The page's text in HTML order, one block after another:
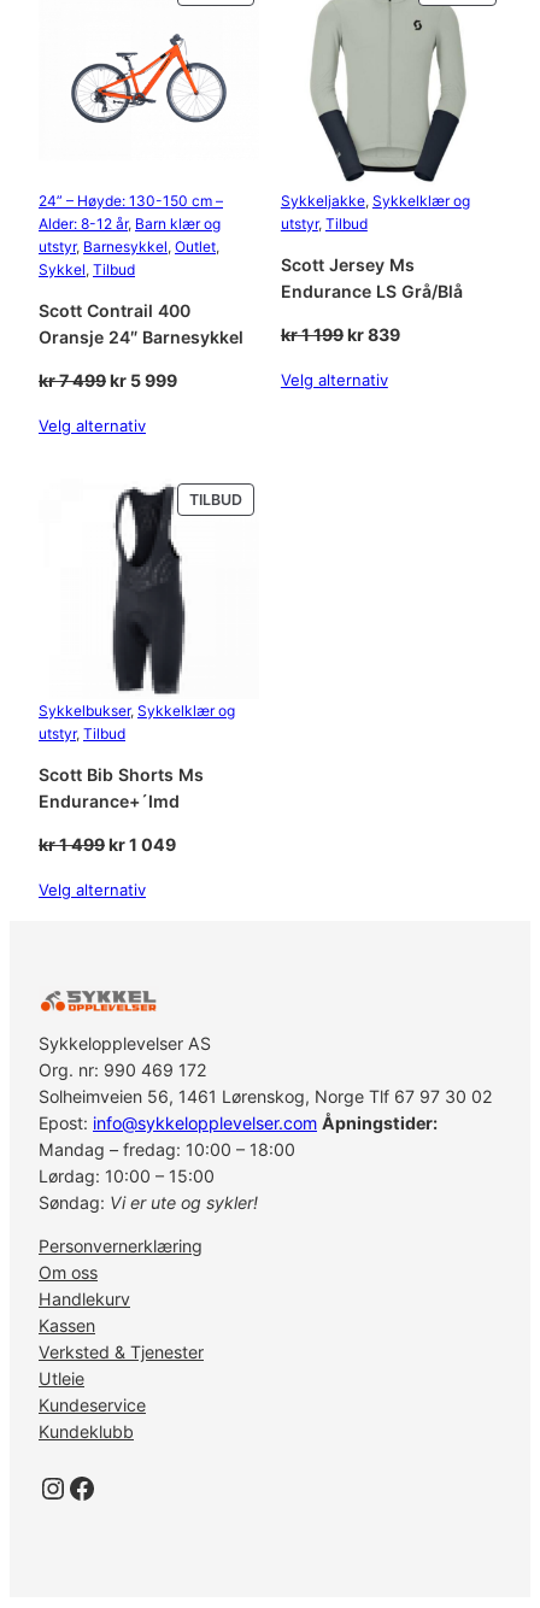
U
M
a
n
t
a
l
PÅ
24” – Høyde: 130-150 cm –
Alder: 8-12 år, Barn klær og
utstyr, Barnesykkel, Outlet
Sykkel, Tilbud
Scott Contrail 400
Oransje 24″ Barnesykkel
kr7 499Opprinnelig
var:
499.
kr 5 999Nåværende
999.
Velg alternativ
PÅ
Sykkeljakke, Sykkelklær og
utstyr, Tilbud
Scott Jersey Ms
Endurance LS Grå/Blå
kr1 199Opprinnelig
var:
kr839Nåværende
Velg alternativ
TILBUDPRODUKT
PÅ
Sykkelbukser, Sykkelklær og
utstyr, Tilbud
Scott Bib Shorts Ms
Endurance+´Imd
kr1 499Opprinnelig
var:
kr1 049Nåværende
Velg alternativ
Sykkelopplevelser AS
Org. nr: 990 469 172
Solheimveien 56, 1461 Lørenskog, Norge Tlf 67 97 30 02
Epost: info@sykkelopplevelser.com Åpningstider:
Mandag – fredag: 10:00 – 18:00
Lørdag: 10:00 – 15:00
Søndag: Vi er ute og sykler!
Personvernerklæring
Om oss
Handlekurv
Kassen
Verksted & Tjenester
Utleie
Kundeservice
Kundeklubb
Instagram Facebook